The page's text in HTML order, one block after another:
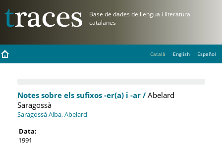
Català English Español
Notes sobre els sufixos -er(a) i -ar /Abelard
Saragossà
Saragossà Alba, Abelard
Data:
1991